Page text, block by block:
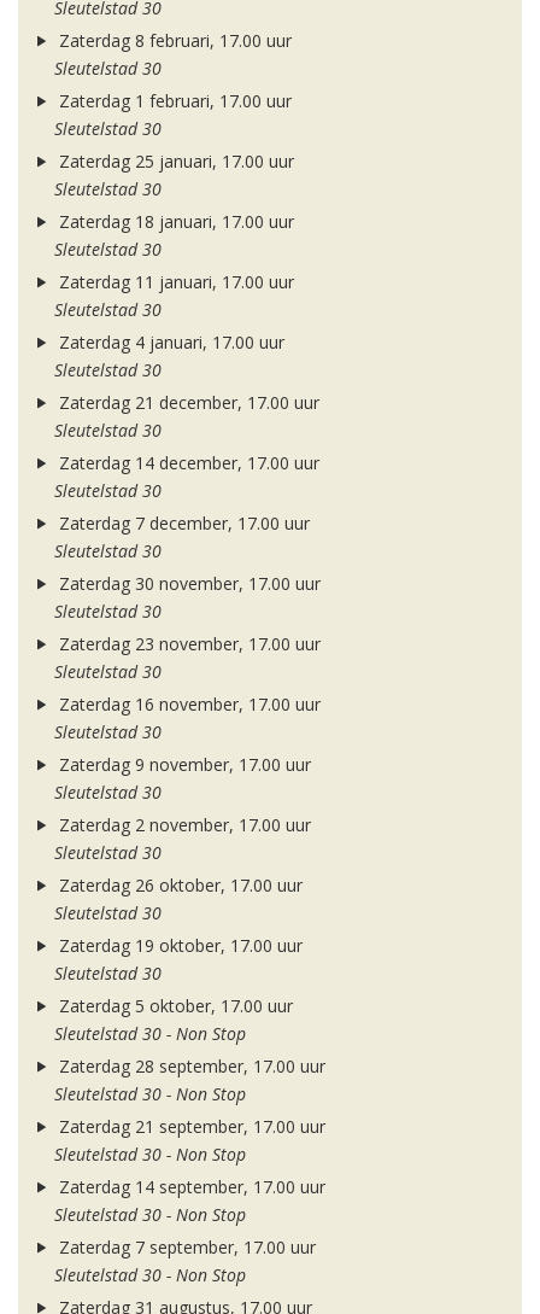
Sleutelstad 30
Zaterdag 8 februari, 17.00 uur
Sleutelstad 30
Zaterdag 1 februari, 17.00 uur
Sleutelstad 30
Zaterdag 25 januari, 17.00 uur
Sleutelstad 30
Zaterdag 18 januari, 17.00 uur
Sleutelstad 30
Zaterdag 11 januari, 17.00 uur
Sleutelstad 30
Zaterdag 4 januari, 17.00 uur
Sleutelstad 30
Zaterdag 21 december, 17.00 uur
Sleutelstad 30
Zaterdag 14 december, 17.00 uur
Sleutelstad 30
Zaterdag 7 december, 17.00 uur
Sleutelstad 30
Zaterdag 30 november, 17.00 uur
Sleutelstad 30
Zaterdag 23 november, 17.00 uur
Sleutelstad 30
Zaterdag 16 november, 17.00 uur
Sleutelstad 30
Zaterdag 9 november, 17.00 uur
Sleutelstad 30
Zaterdag 2 november, 17.00 uur
Sleutelstad 30
Zaterdag 26 oktober, 17.00 uur
Sleutelstad 30
Zaterdag 19 oktober, 17.00 uur
Sleutelstad 30
Zaterdag 5 oktober, 17.00 uur
Sleutelstad 30 - Non Stop
Zaterdag 28 september, 17.00 uur
Sleutelstad 30 - Non Stop
Zaterdag 21 september, 17.00 uur
Sleutelstad 30 - Non Stop
Zaterdag 14 september, 17.00 uur
Sleutelstad 30 - Non Stop
Zaterdag 7 september, 17.00 uur
Sleutelstad 30 - Non Stop
Zaterdag 31 augustus, 17.00 uur